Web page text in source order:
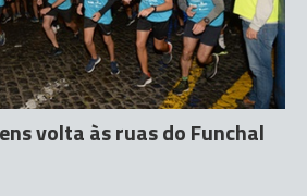
volta às ruas do Funchal